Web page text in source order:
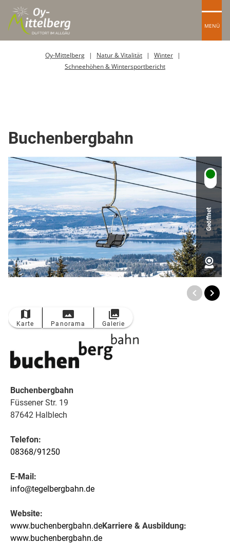
MENÜ
Oy-Mittelberg Natur & Vitalität
Winter
Schneehöhen & Wintersportbericht
Buchenbergbahn
Geöffnet
Karte Panorama Galerie
Buchenbergbahn
Füssener Str. 19
87642 Halblech
Telefon:
08368/91250
E-Mail:
info@tegelbergbahn.de
Website:
www.buchenbergbahn.deKarriere & Ausbildung:
www.buchenbergbahn.de